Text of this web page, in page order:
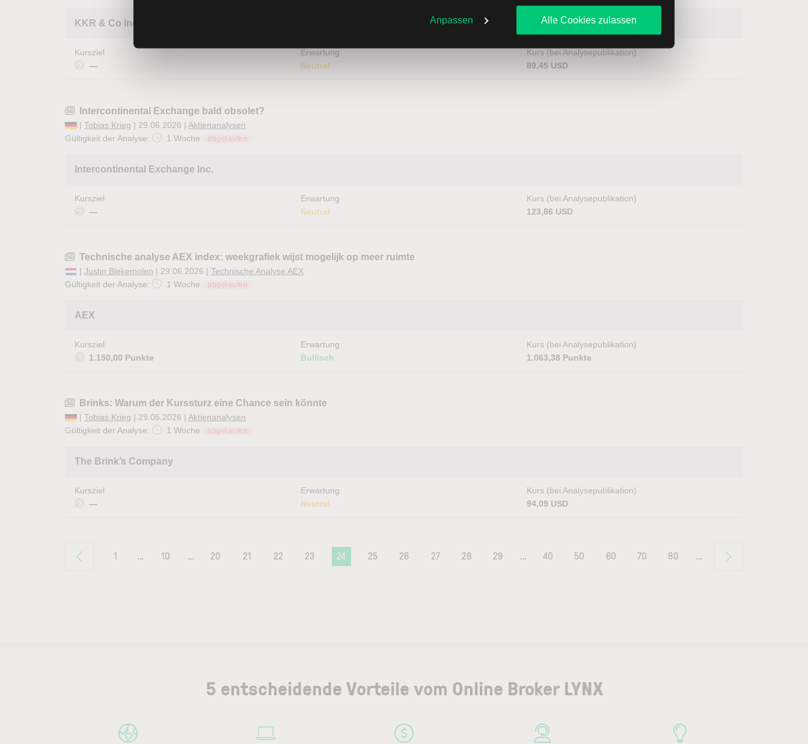
Anpassen Alle Cookies zulassen
KKR & Co Inc
Kursziel
—
Erwartung
Neutral
Kurs (bei Analysepublikation)
89,45 USD
Intercontinental Exchange bald obsolet?
| Tobias Krieg | 29.06.2026 | Aktienanalysen
Gültigkeit der Analyse:
1 Woche abgelaufen
Intercontinental Exchange Inc.
Kursziel
—
Erwartung
Neutral
Kurs (bei Analysepublikation)
123,86 USD
Technische analyse AEX index: weekgrafiek wijst mogelijk op meer ruimte
| Justin Blekemolen | 29.06.2026 | Technische Analyse AEX
Gültigkeit der Analyse:
1 Woche abgelaufen
AEX
Kursziel
1.150,00 Punkte
Erwartung
Bullisch
Kurs (bei Analysepublikation)
1.063,38 Punkte
Brinks: Warum der Kurssturz eine Chance sein könnte
| Tobias Krieg | 29.06.2026 | Aktienanalysen
Gültigkeit der Analyse:
1 Woche abgelaufen
The Brink’s Company
Kursziel
—
Erwartung
Neutral
Kurs (bei Analysepublikation)
94,09 USD
1 … 10 … 20 21 22 23 24 25 26 27 28 29 … 40 50 60 70 80 …
5 entscheidende Vorteile vom Online Broker LYNX